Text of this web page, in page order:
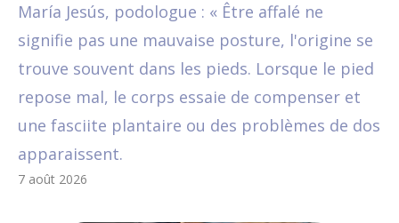
María Jesús, podologue : « Être affalé ne
signifie pas une mauvaise posture, l'origine se
trouve souvent dans les pieds. Lorsque le pied
repose mal, le corps essaie de compenser et
une fasciite plantaire ou des problèmes de dos
apparaissent.
7 août 2026